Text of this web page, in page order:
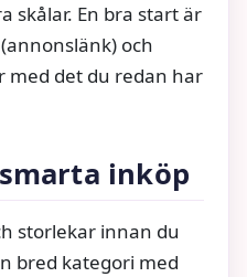
skålar. En bra start är
(annonslänk) och
med det du redan har
inköp
storlekar innan du
bred kategori med